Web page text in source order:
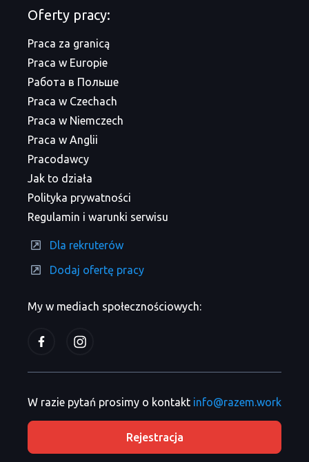
My w mediach społecznościowych:
Oferty pracy:
Praca za granicą
Praca w Europie
Работа в Польше
Praca w Czechach
Praca w Niemczech
Praca w Anglii
Pracodawcy
Jak to działa
Polityka prywatności
Regulamin i warunki serwisu
Dla rekruterów
Dodaj ofertę pracy
W razie pytań prosimy o kontakt info@razem.work
Rejestracja